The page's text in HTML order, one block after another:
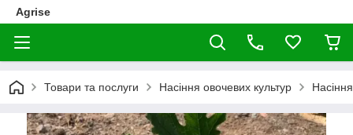
Agrise
Товари та послуги Насіння овочевих культур